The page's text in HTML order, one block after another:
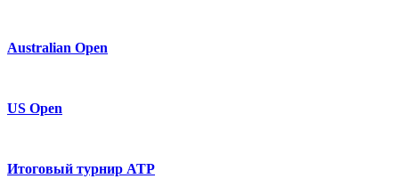
Australian Open
US Open
Итоговый турнир ATP